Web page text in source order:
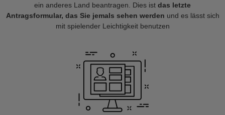
ein anderes Land beantragen. Dies ist das letzte
Antragsformular, das Sie jemals sehen werden und es lässt sich
mit spielender Leichtigkeit benutzen